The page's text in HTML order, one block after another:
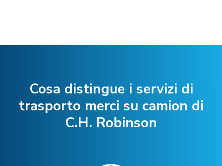
Cosa distingue i servizi di
trasporto merci su camion di
C.H. Robinson